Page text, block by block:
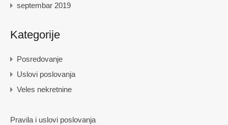
septembar 2019
Kategorije
Posredovanje
Uslovi poslovanja
Veles nekretnine
Pravila i uslovi poslovanja